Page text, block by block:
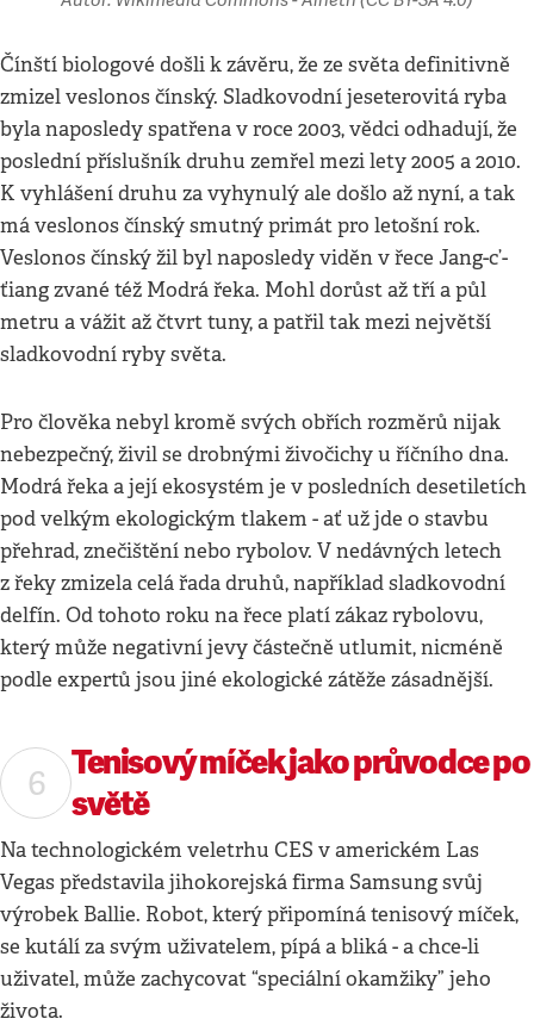
Čínští biologové došli k závěru, že ze světa definitivně
zmizel veslonos čínský. Sladkovodní jeseterovitá ryba
byla naposledy spatřena v roce 2003, vědci odhadují, že
poslední příslušník druhu zemřel mezi lety 2005 a 2010.
K vyhlášení druhu za vyhynulý ale došlo až nyní, a tak
má veslonos čínský smutný primát pro letošní rok.
Veslonos čínský žil byl naposledy viděn v řece Jang-c’-
ťiang zvané též Modrá řeka. Mohl dorůst až tří a půl
metru a vážit až čtvrt tuny, a patřil tak mezi největší
sladkovodní ryby světa.
Pro člověka nebyl kromě svých obřích rozměrů nijak
nebezpečný, živil se drobnými živočichy u říčního dna.
Modrá řeka a její ekosystém je v posledních desetiletích
pod velkým ekologickým tlakem - ať už jde o stavbu
přehrad, znečištění nebo rybolov. V nedávných letech
z řeky zmizela celá řada druhů, například sladkovodní
delfín. Od tohoto roku na řece platí zákaz rybolovu,
který může negativní jevy částečně utlumit, nicméně
podle expertů jsou jiné ekologické zátěže zásadnější.
Tenisový míček jako průvodce po
světě
Na technologickém veletrhu CES v americkém Las
Vegas představila jihokorejská firma Samsung svůj
výrobek Ballie. Robot, který připomíná tenisový míček,
se kutálí za svým uživatelem, pípá a bliká - a chce-li
uživatel, může zachycovat “speciální okamžiky” jeho
života.